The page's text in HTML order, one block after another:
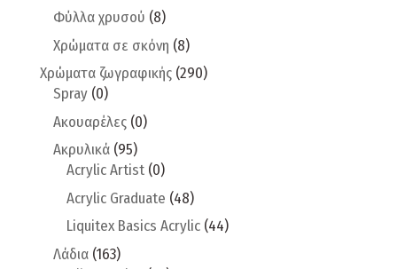
Φύλλα χρυσού (8)
Χρώματα σε σκόνη (8)
Χρώματα ζωγραφικής (290)
Spray (0)
Ακουαρέλες (0)
Ακρυλικά (95)
Acrylic Artist (0)
Acrylic Graduate (48)
Liquitex Basics Acrylic (44)
Λάδια (163)